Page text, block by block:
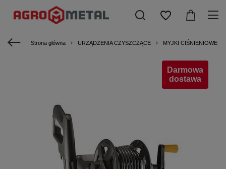
Strona główna URZĄDZENIA CZYSZCZĄCE MYJKI CIŚNIENIOWE
Darmowa
dostawa